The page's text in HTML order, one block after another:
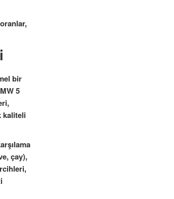
bir
5
kaliteli
çay),